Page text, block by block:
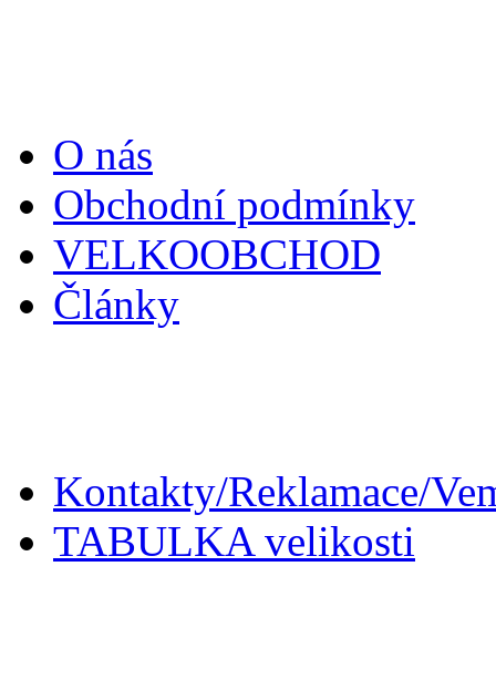
O nás
Obchodní podmínky
VELKOOBCHOD
Články
Kontakty/Reklamace/
TABULKA velikosti